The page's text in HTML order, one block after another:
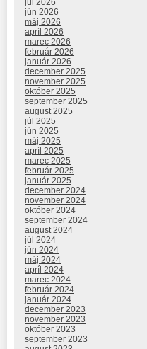
júl 2026
jún 2026
máj 2026
apríl 2026
marec 2026
február 2026
január 2026
december 2025
november 2025
október 2025
september 2025
august 2025
júl 2025
jún 2025
máj 2025
apríl 2025
marec 2025
február 2025
január 2025
december 2024
november 2024
október 2024
september 2024
august 2024
júl 2024
jún 2024
máj 2024
apríl 2024
marec 2024
február 2024
január 2024
december 2023
november 2023
október 2023
september 2023